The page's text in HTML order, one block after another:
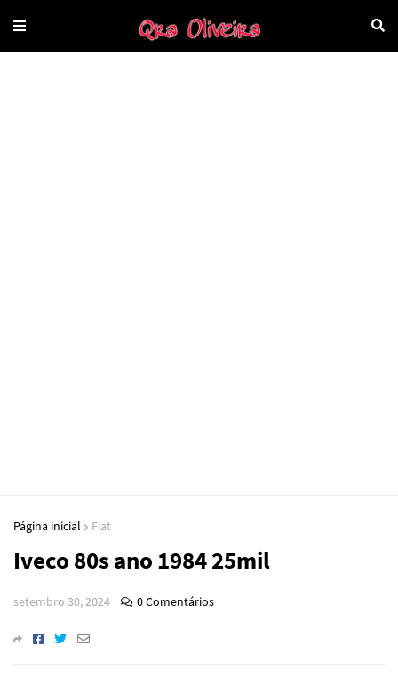
Página inicial Fiat
Iveco 80s ano 1984 25mil
setembro 30, 2024 0 Comentários